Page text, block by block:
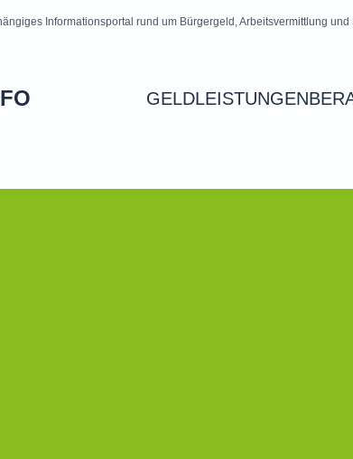
Informationsportal rund um Bürgergeld, Arbeitsvermittlung
GELDLEISTUNGEN